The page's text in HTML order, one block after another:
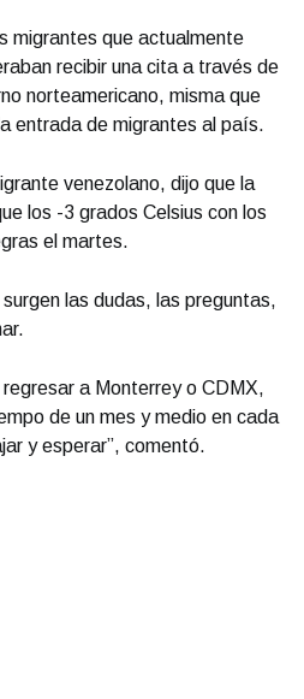
migrantes que actualmente
recibir una cita a través de
norteamericano, misma que
entrada de migrantes al país.
venezolano, dijo que la
los -3 grados Celsius con los
el martes.
las dudas, las preguntas,
a Monterrey o CDMX,
de un mes y medio en cada
y esperar”, comentó.